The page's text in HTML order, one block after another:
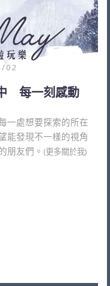
02
每一刻感動
一處想要探索的所在
能發現不一樣的視角
朋友們。 (更多關於我)